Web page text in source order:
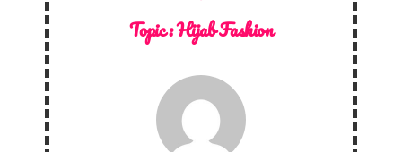
Topic :Hijab Fashion